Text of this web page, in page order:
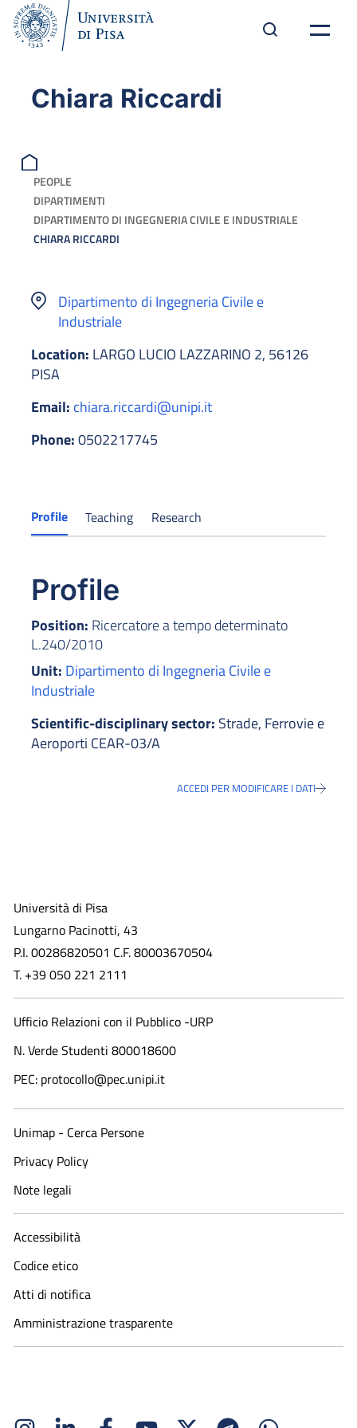
Chiara Riccardi
PEOPLE
DIPARTIMENTI
DIPARTIMENTO DI INGEGNERIA CIVILE E INDUSTRIALE
CHIARA RICCARDI
Dipartimento di Ingegneria Civile e
Industriale
Location: LARGO LUCIO LAZZARINO 2, 56126
PISA
Email: chiara.riccardi@unipi.it
Phone:0502217745
Profile Teaching Research
Profile
Position: Ricercatore a tempo determinato
L.240/2010
Unit: Dipartimento di Ingegneria Civile e
Industriale
Scientific-disciplinary sector: Strade, Ferrovie e
Aeroporti CEAR-03/A
ACCEDI PER MODIFICARE I DATI
Università di Pisa
Lungarno Pacinotti, 43
P.I. 00286820501 C.F. 80003670504
T. +39 050 221 2111
Ufficio Relazioni con il Pubblico -URP
N. Verde Studenti 800018600​
PEC: protocollo@pec.unipi.it
Unimap - Cerca Persone
Privacy Policy
Note legali
Accessibilità
Codice etico
Atti di notifica
Amministrazione trasparente